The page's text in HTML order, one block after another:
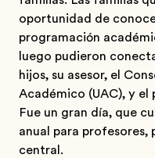
oportunidad de
programación
luego pudieron
hijos, su asesor, el
Académico (UAC), y el
Fue un gran día, que
anual para profesores,
central.